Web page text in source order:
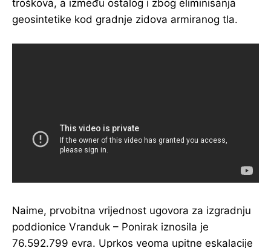
troškova, a između ostalog i zbog eliminisanja
geosintetike kod gradnje zidova armiranog tla.
Naime, prvobitna vrijednost ugovora za izgradnju
poddionice Vranduk – Ponirak iznosila je
76.592.799 evra. Uprkos veoma upitne eskalacije